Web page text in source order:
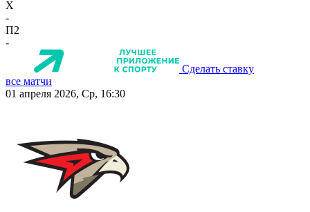
X
-
П2
-
Сделать ставку
все матчи
01 апреля 2026, Ср, 16:30